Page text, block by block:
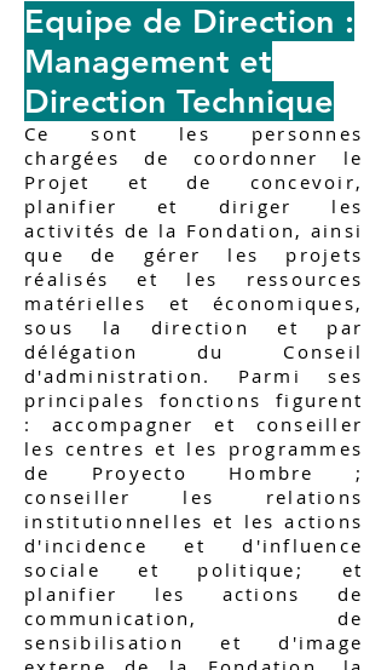
Equipe de Direction :
Management et
Direction Technique
Ce sont les personnes
chargées de coordonner le
Projet et de concevoir,
planifier et diriger les
activités de la Fondation, ainsi
que de gérer les projets
réalisés et les ressources
matérielles et économiques,
sous la direction et par
délégation du Conseil
d'administration. Parmi ses
principales fonctions figurent
: accompagner et conseiller
les centres et les programmes
de Proyecto Hombre ;
conseiller les relations
institutionnelles et les actions
d'incidence et d'influence
sociale et politique; et
planifier les actions de
communication, de
sensibilisation et d'image